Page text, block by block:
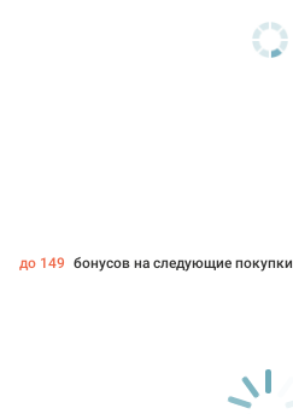
до 149 бонусов на следующие покупки